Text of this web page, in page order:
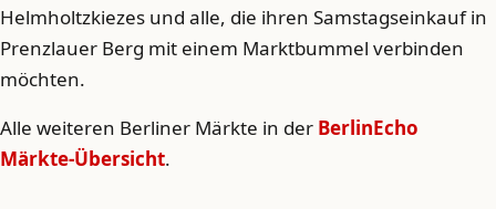
Helmholtzkiezes und alle, die ihren Samstagseinkauf in
Prenzlauer Berg mit einem Marktbummel verbinden
möchten.
Alle weiteren Berliner Märkte in der BerlinEcho
Märkte-Übersicht.